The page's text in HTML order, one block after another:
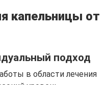
капельницы от
подход
в области лечения